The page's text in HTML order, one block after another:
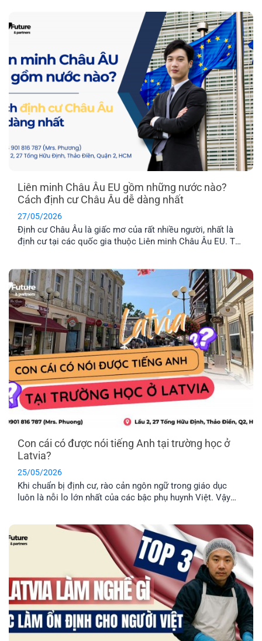
nhất hiện nay là Latvia và Phần Lan. Mỗi địa điểm đều có
những ưu điểm riêng. Vậy đâu mới là nơi phù hợp nhất với
Liên minh Châu Âu EU gồm những nước nào?
Cách định cư Châu Âu dễ dàng nhất
27/05/2026
Định cư Châu Âu là giấc mơ của rất nhiều người, nhất là
định cư tại các quốc gia thuộc Liên minh Châu Âu EU. Tuy
trình định cư Châu Âu dễ dàng nhất hiện nay? Hãy cùng
EFP tìm hiểu nhé!
Con cái có được nói tiếng Anh tại trường học ở
Latvia?
25/05/2026
Khi chuẩn bị định cư, rào cản ngôn ngữ trong giáo dục
luôn là nỗi lo lớn nhất của các bậc phụ huynh Việt. Vậy
địa phương? EFP sẽ giải đáp [...]